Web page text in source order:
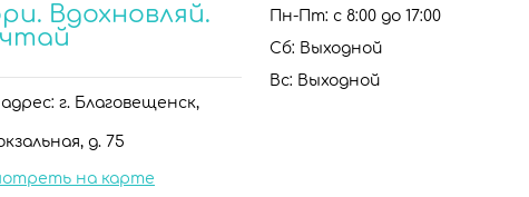
Вдохновляй.
г. Благовещенск,
д. 75
на карте
Пн-Пт: с 8:00 до 17:00
Сб: Выходной
Вс: Выходной